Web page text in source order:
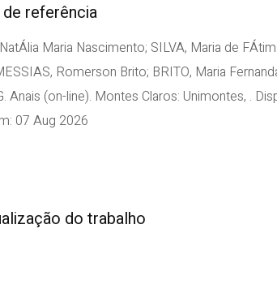
referência
Maria Nascimento; SILVA, Maria de
Romerson Brito; BRITO, Maria
Anais (on-line). Montes Claros: Unimontes, .
07 Aug 2026
do trabalho